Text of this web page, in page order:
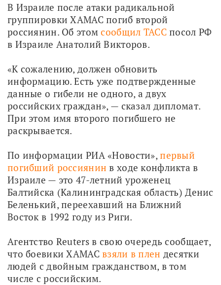
В Израиле после атаки радикальной
группировки ХАМАС погиб второй
россиянин. Об этом сообщил ТАСС посол РФ
в Израиле Анатолий Викторов.
«К сожалению, должен обновить
информацию. Есть уже подтвержденные
данные о гибели не одного, а двух
российских граждан», — сказал дипломат.
При этом имя второго погибшего не
раскрывается.
По информации РИА «Новости», первый
погибший россиянин в ходе конфликта в
Израиле — это 47-летний уроженец
Балтийска (Калининградская область) Денис
Беленький, переехавший на Ближний
Восток в 1992 году из Риги.
Агентство Reuters в свою очередь сообщает,
что боевики ХАМАС взяли в плен десятки
людей с двойным гражданством, в том
числе с российским.